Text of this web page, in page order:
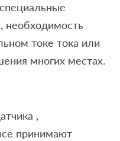
необходимость
токе тока или
многих местах.
,
принимают